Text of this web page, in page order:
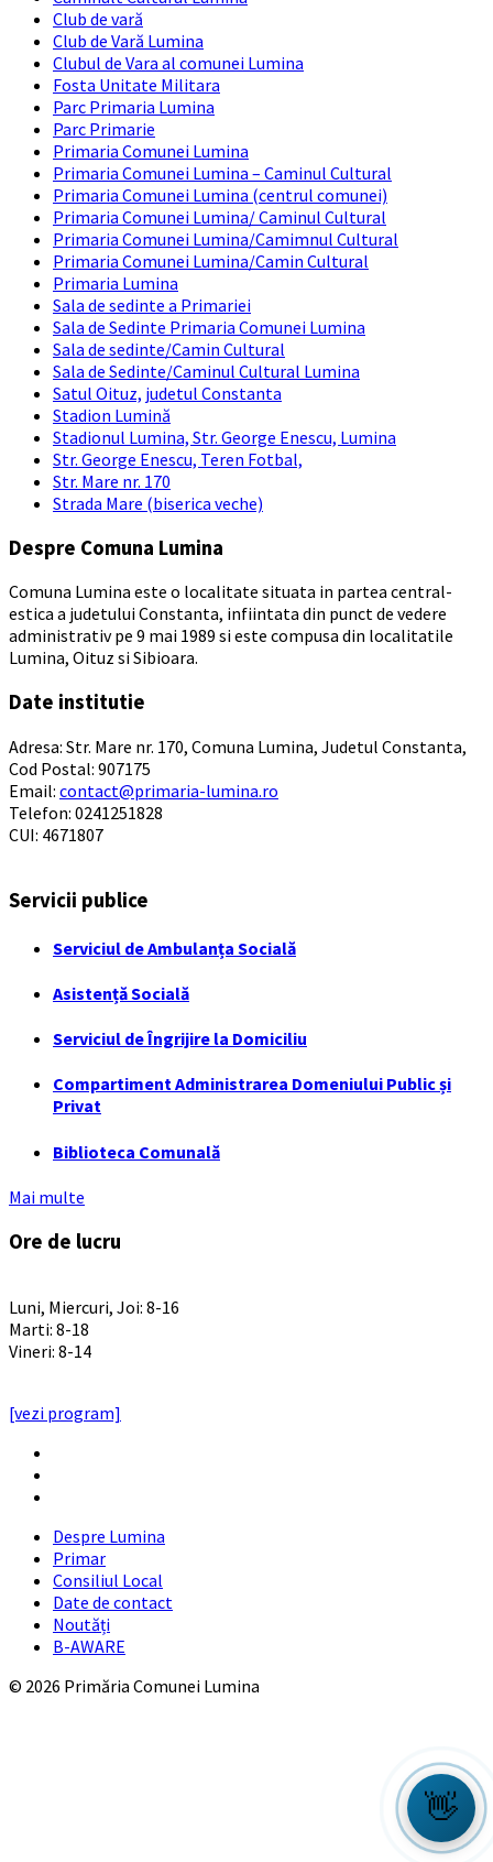
Club de vară
Club de Vară Lumina
Clubul de Vara al comunei Lumina
Fosta Unitate Militara
Parc Primaria Lumina
Parc Primarie
Primaria Comunei Lumina
Primaria Comunei Lumina – Caminul Cultural
Primaria Comunei Lumina (centrul comunei)
Primaria Comunei Lumina/ Caminul Cultural
Primaria Comunei Lumina/Camimnul Cultural
Primaria Comunei Lumina/Camin Cultural
Primaria Lumina
Sala de sedinte a Primariei
Sala de Sedinte Primaria Comunei Lumina
Sala de sedinte/Camin Cultural
Sala de Sedinte/Caminul Cultural Lumina
Satul Oituz, judetul Constanta
Stadion Lumină
Stadionul Lumina, Str. George Enescu, Lumina
Str. George Enescu, Teren Fotbal,
Str. Mare nr. 170
Strada Mare (biserica veche)
Despre Comuna Lumina
Comuna Lumina este o localitate situata in partea central-
estica a judetului Constanta, infiintata din punct de vedere
administrativ pe 9 mai 1989 si este compusa din localitatile
Lumina, Oituz si Sibioara.
Date institutie
Adresa: Str. Mare nr. 170, Comuna Lumina, Judetul Constanta,
Cod Postal: 907175
Email: contact@primaria-lumina.ro
Telefon: 0241251828
CUI: 4671807
Servicii publice
Serviciul de Ambulanța Socială
Asistență Socială
Serviciul de Îngrijire la Domiciliu
Compartiment Administrarea Domeniului Public și
Privat
Biblioteca Comunală
Mai multe
Ore de lucru
Luni, Miercuri, Joi: 8-16
Marti: 8-18
Vineri: 8-14
[vezi program]
Despre Lumina
Primar
Consiliul Local
Date de contact
Noutăți
B-AWARE
© 2026 Primăria Comunei Lumina
👋